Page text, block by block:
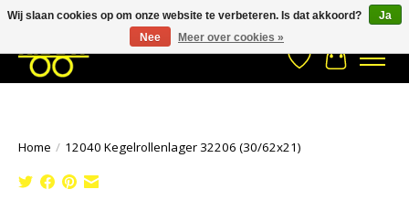
033- 2470 538 info@kraaybv.com Stuur een Whatsapp bericht
Verlanglijst
Home / 12040 Kegelrollenlager 32206 (30/62x21)
Wij slaan cookies op om onze website te verbeteren. Is dat akkoord?
Ja
Nee
Meer over cookies »